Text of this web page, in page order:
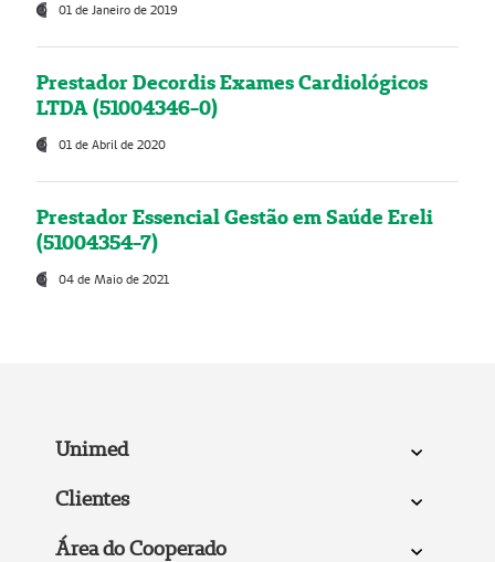
01 de Janeiro de 2019
Prestador Decordis Exames Cardiológicos
LTDA (51004346-0)
01 de Abril de 2020
Prestador Essencial Gestão em Saúde Ereli
(51004354-7)
04 de Maio de 2021
Unimed
Clientes
Área do Cooperado